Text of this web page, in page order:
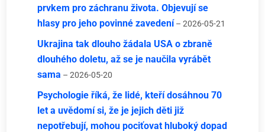
prvkem pro záchranu života. Objevují se
hlasy pro jeho povinné zavedení – 2026-05-21
Ukrajina tak dlouho žádala USA o zbraně
dlouhého doletu, až se je naučila vyrábět
sama – 2026-05-20
Psychologie říká, že lidé, kteří dosáhnou 70
let a uvědomí si, že je jejich děti již
nepotřebují, mohou pociťovat hluboký dopad